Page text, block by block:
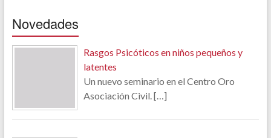
Novedades
Rasgos Psicóticos en niños pequeños y
latentes
Un nuevo seminario en el Centro Oro
Asociación Civil.[…]